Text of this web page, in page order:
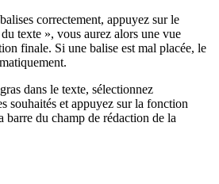
correctement, appuyez sur le
texte », vous aurez alors une vue
finale. Si une balise est mal placée, le
dans le texte, sélectionnez
souhaités et appuyez sur la fonction
barre du champ de rédaction de la